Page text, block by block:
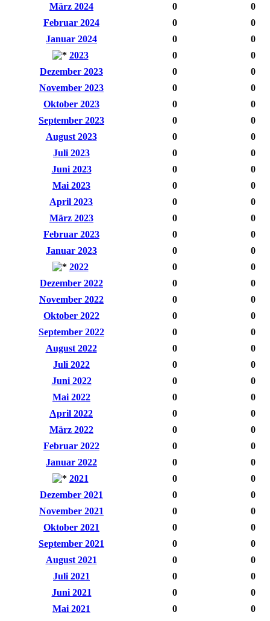
März 2024
0
0
Februar 2024
0
0
Januar 2024
0
0
2023
0
0
Dezember 2023
0
0
November 2023
0
0
Oktober 2023
0
0
September 2023
0
0
August 2023
0
0
Juli 2023
0
0
Juni 2023
0
0
Mai 2023
0
0
April 2023
0
0
März 2023
0
0
Februar 2023
0
0
Januar 2023
0
0
2022
0
0
Dezember 2022
0
0
November 2022
0
0
Oktober 2022
0
0
September 2022
0
0
August 2022
0
0
Juli 2022
0
0
Juni 2022
0
0
Mai 2022
0
0
April 2022
0
0
März 2022
0
0
Februar 2022
0
0
Januar 2022
0
0
2021
0
0
Dezember 2021
0
0
November 2021
0
0
Oktober 2021
0
0
September 2021
0
0
August 2021
0
0
Juli 2021
0
0
Juni 2021
0
0
Mai 2021
0
0